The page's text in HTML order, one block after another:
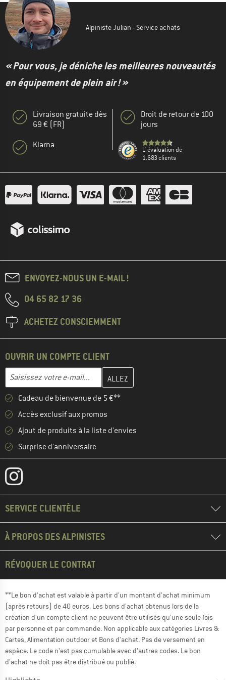
Alpiniste Julian - Service achats
« Pour vous, je déniche les meilleures nouveautés
en équipement de plein air ! »
Livraison gratuite dès
69 € (FR)
Klarna
Droit de retour de 100
jours
L' évaluation de
1.683 clients
ENVOYEZ-NOUS UN E-MAIL !
04 65 82 17 36
ACHETEZ CONSCIEMMENT
OUVRIR UN COMPTE CLIENT
Adresse e-mail
Entrez votre adresse e-mail ici et créez votre compte client à la
Cadeau de bienvenue de 5 €**
Accès exclusif aux promos
Ajout de produits à la liste d'envies
Surprise d'anniversaire
SERVICE CLIENTÈLE
À PROPOS DES ALPINISTES
RÉVOQUER LE CONTRAT
**Le bon d'achat est valable à partir d'un montant d'achat minimum
(après retours) de 40 euros. Les bons d'achat obtenus lors de la
création d'un compte client ne peuvent être utilisés qu'une seule fois
par personne et par commande. Non applicable aux catégories Livres &
Cartes, Alimentation outdoor et Bons d'achat. Pas de versement en
espèce. Le code n'est pas cumulable avec d'autres codes. Le bon
d'achat ne doit pas être distribué ou publié.